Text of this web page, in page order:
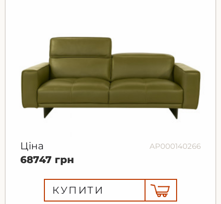
Ціна АР000140266
68747 грн
КУПИТИ